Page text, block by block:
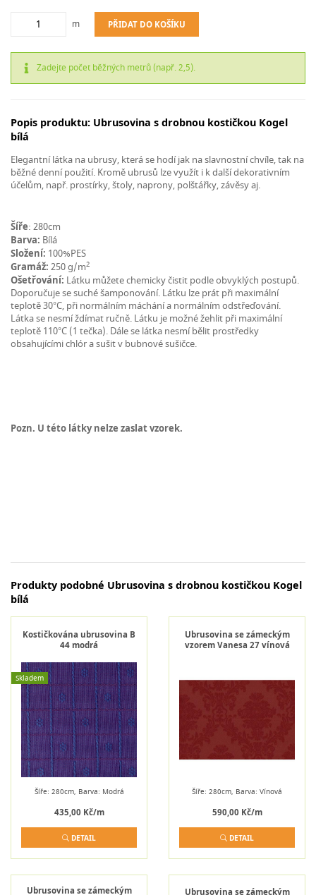
m PŘIDAT DO KOŠÍKU
Zadejte počet běžných metrů (např. 2,5).
Popis produktu: Ubrusovina s drobnou kostičkou Kogel
bílá
Elegantní látka na ubrusy, která se hodí jak na slavnostní chvíle, tak na
běžné denní použití. Kromě ubrusů lze využít i k další dekorativním
účelům, např. prostírky, štoly, naprony, polštářky, závěsy aj.
Šíře: 280cm
Barva: Bílá
Složení: 100%PES
Gramáž: 250 g/m2
Ošetřování: Látku můžete chemicky čistit podle obvyklých postupů.
Doporučuje se suché šamponování. Látku lze prát při maximální
teplotě 30°C, při normálním máchání a normálním odstřeďování.
Látka se nesmí ždímat ručně. Látku je možné žehlit při maximální
teplotě 110°C (1 tečka). Dále se látka nesmí bělit prostředky
obsahujícími chlór a sušit v bubnové sušičce.
Pozn. U této látky nelze zaslat vzorek.
Produkty podobné Ubrusovina s drobnou kostičkou Kogel
bílá
Kostičkována ubrusovina B
44 modrá
Skladem
Šíře: 280cm, Barva: Modrá
435,00 Kč/m
DETAIL
Ubrusovina se zámeckým
vzorem Vanesa 27 vínová
Šíře: 280cm, Barva: Vínová
590,00 Kč/m
DETAIL
Ubrusovina se zámeckým
Ubrusovina se zámeckým